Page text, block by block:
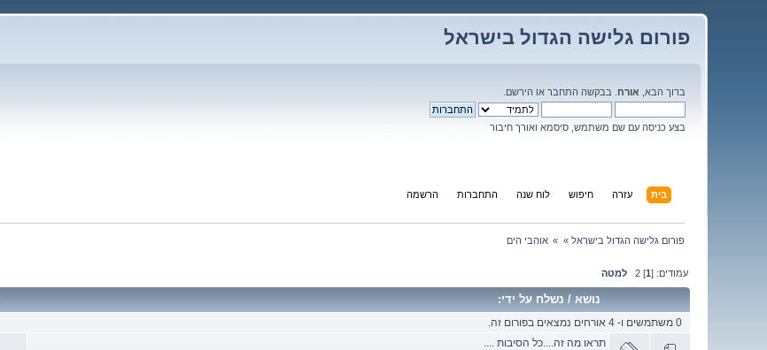
פורום גלישה הגדול בישראל
ברוך הבא, אורח . בבקשה התחבר או הירשם
בצע כניסה עם שם משתמש, סיסמא ואורך חיבור
בית עזרה חיפוש לוח שנה התחברות הרשמה
פורום גלישה הגדול בישראל »
» אוהבי הים
עמודים: [1
]
2 למטה
נושא / נשלח על ידי:
0 משתמשים ו- 4 אורחים נמצאים בפורום זה.
תראו מה זה....כל הסיבות ....